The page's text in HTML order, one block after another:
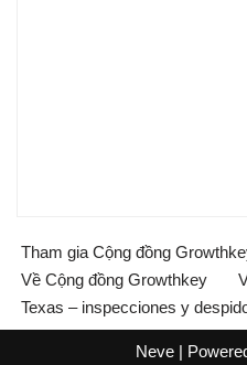
Tham gia Cộng đồng
Về Cộng đồng Growthkey
Texas – inspecciones y
Neve|